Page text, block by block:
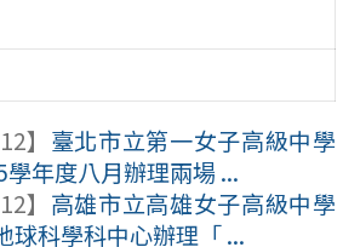
】 臺北市立第一女子高級中學
年度八月辦理兩場 ...
】 高雄市立高雄女子高級中學
球科學科中心辦理「 ...